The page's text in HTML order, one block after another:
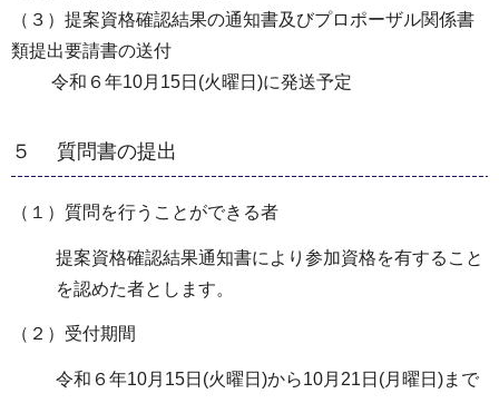
（３）提案資格確認結果の通知書及びプロポーザル関係書
類提出要請書の送付
令和６年10月15日(火曜日)に発送予定
５ 質問書の提出
（１）質問を行うことができる者
提案資格確認結果通知書により参加資格を有すること
を認めた者とします。
（２）受付期間
令和６年10月15日(火曜日)から10月21日(月曜日)まで